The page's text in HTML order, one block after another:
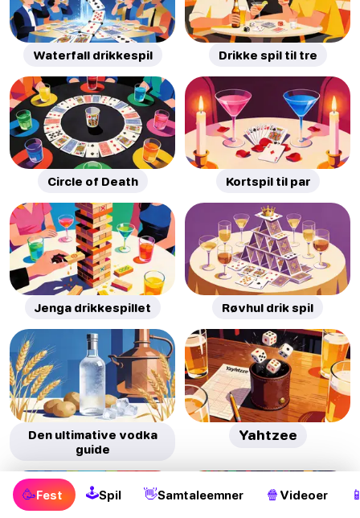
Waterfall drikkespil Drikke spil til tre
Circle of Death Kortspil til par
Jenga drikkespillet Røvhul drik spil
Den ultimative vodka
guide
Yahtzee
🥳Fest 🕹Spil 👋Samtaleemner 🍿 Videoer